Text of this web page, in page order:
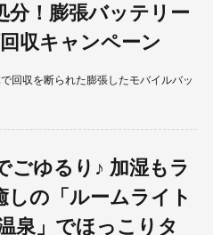
分！膨張バッテリー
収キャンペーン
回収を断られた膨張したモバイルバッ
ごゆるり♪ 加湿もラ
しの「ルームライト
泉」でほっこりタ